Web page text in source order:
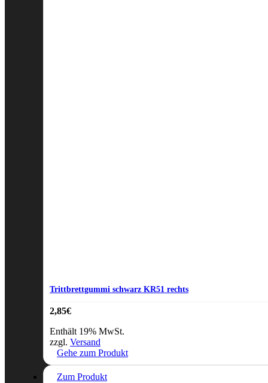
Trittbrettgummi schwarz KR51 rechts
2,85€
Enthält 19% MwSt.
zzgl. Versand
Gehe zum Produkt
Zum Produkt